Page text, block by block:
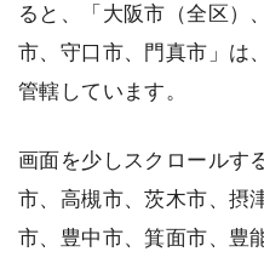
ると、「大阪市（全区）
市、守口市、門真市」は
管轄しています。
画面を少しスクロールす
市、高槻市、茨木市、摂
市、豊中市、箕面市、豊